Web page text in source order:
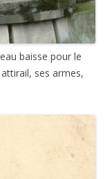
baisse pour le
ses armes,